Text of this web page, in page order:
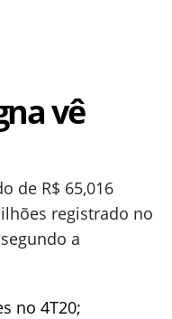
vê
de R$ 65,016
registrado no
a
no 4T20;